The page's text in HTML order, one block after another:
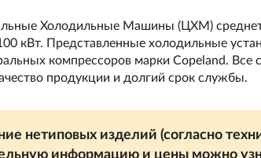
Холодильные Машины (ЦХМ)
кВт. Представленные холодильные
компрессоров марки Copeland.
продукции и долгий срок службы.
нетиповых изделий (согласно
информацию и цены можно